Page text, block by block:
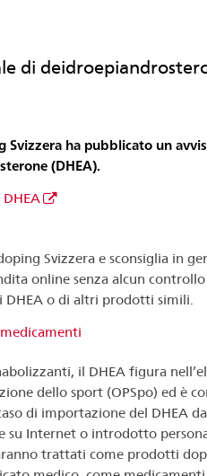
di
Svizzera ha pubblicato un
(DHEA).
Svizzera e sconsiglia in
online senza alcun
DHEA o di altri prodotti simili.
il DHEA figura
dello sport (OPSpo) ed è
di importazione del DHEA
su Internet o introdotto
trattati come prodotti